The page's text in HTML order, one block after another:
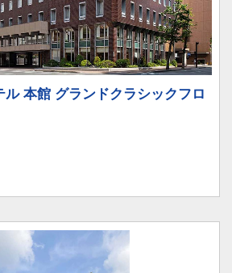
ル 本館 グランドクラシックフロ